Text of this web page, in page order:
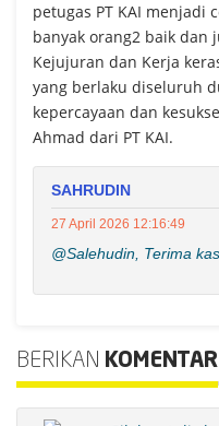
petugas PT KAI menjadi
banyak orang2 baik dan
Kejujuran dan Kerja
yang berlaku diseluruh
kepercayaan dan
Ahmad dari PT KAI.
SAHRUDIN
27 April 2026 12:16:49
@Salehudin, Terima
BERIKAN KOMENTAR